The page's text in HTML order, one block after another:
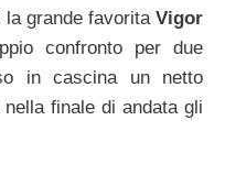
grande favorita Vigor
confronto per due
in cascina un netto
nella finale di andata gli